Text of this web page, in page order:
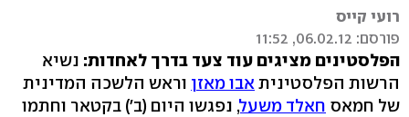
רועי קייס
פורסם: 06.02.12, 11:52
הפלסטינים מציגים עוד צעד בדרך לאחדות: נשיא
הרשות הפלסטיניתאבו מאזן וראש הלשכה המדינית
של חמאס חאלד משעל, נפגשו היום (ב') בקטאר וחתמו